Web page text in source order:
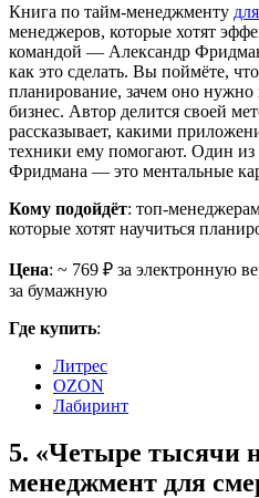
Книга по тайм-менеджменту
менеджеров, которые хотят
командой — Александр
как это сделать. Вы поймёте,
планирование, зачем оно нужно
бизнес. Автор делится своей
рассказывает, какими
техники ему помогают. Один
Фридмана — это ментальные
Кому подойдёт: топ-
которые хотят научиться
Цена: ~ 769 ₽ за электронную
за бумажную
Где купить:
Литрес
OZON
Лабиринт
5. «Четыре тысячи
менеджмент для